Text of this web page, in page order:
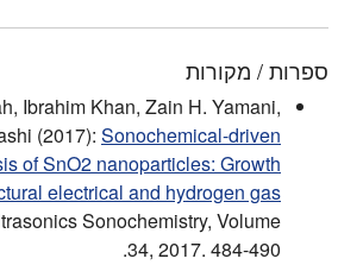
ספרות / מקורות
Ibrahim Khan, Zain H. Yamani,
(2017): Sonochemical-driven
of SnO2 nanoparticles: Growth
electrical and hydrogen gas
Sonochemistry, Volume
34, 2017. 484-490.